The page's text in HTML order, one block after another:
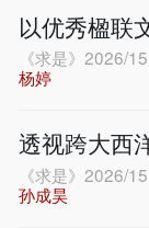
以优秀楹联
《求是》2026/15
杨婷
透视跨大西
《求是》2026/15
孙成昊